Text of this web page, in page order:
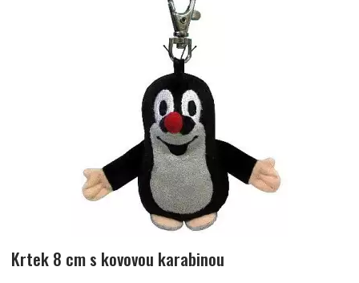
Krtek 8 cm s kovovou karabinou